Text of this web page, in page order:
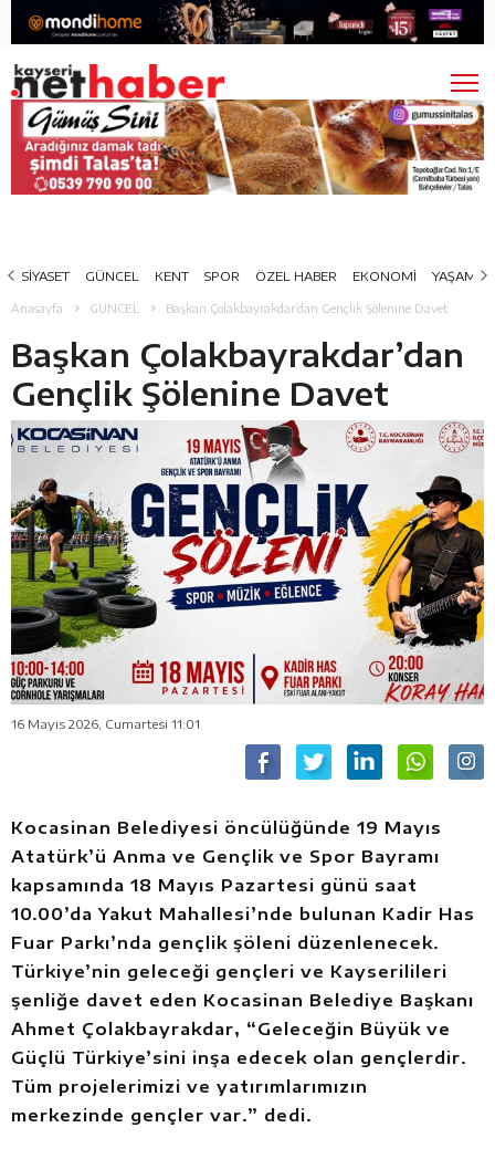
SİYASET GÜNCEL KENT SPOR ÖZEL HABER EKONOMİ YAŞAM
Anasayfa GÜNCEL Başkan Çolakbayrakdar’dan Gençlik Şölenine Davet
Başkan Çolakbayrakdar’dan
Gençlik Şölenine Davet
16 Mayıs 2026, Cumartesi 11:01
Kocasinan Belediyesi öncülüğünde 19 Mayıs
Atatürk’ü Anma ve Gençlik ve Spor Bayramı
kapsamında 18 Mayıs Pazartesi günü saat
10.00’da Yakut Mahallesi’nde bulunan Kadir Has
Fuar Parkı’nda gençlik şöleni düzenlenecek.
Türkiye’nin geleceği gençleri ve Kayserilileri
şenliğe davet eden Kocasinan Belediye Başkanı
Ahmet Çolakbayrakdar, “Geleceğin Büyük ve
Güçlü Türkiye’sini inşa edecek olan gençlerdir.
Tüm projelerimizi ve yatırımlarımızın
merkezinde gençler var.” dedi.